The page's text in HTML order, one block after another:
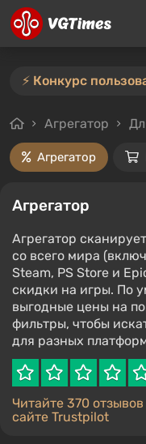
Агрегатор
Агрегатор
Агрегатор
Агрегатор
со всего мира
Steam, PS Store и
скидки на игры. По
выгодные цены на
фильтры, чтобы
для разных
Читайте 370
сайте Trustpilot